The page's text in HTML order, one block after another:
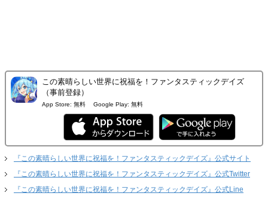
この素晴らしい世界に祝福を！ファンタスティックデイズ
（事前登録）
App Store: 無料 Google Play: 無料
『この素晴らしい世界に祝福を！ファンタスティックデイズ』公式サイト
『この素晴らしい世界に祝福を！ファンタスティックデイズ』公式Twitter
『この素晴らしい世界に祝福を！ファンタスティックデイズ』公式Line